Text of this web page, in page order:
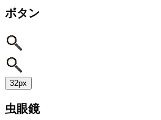
ボタン
32px
虫眼鏡